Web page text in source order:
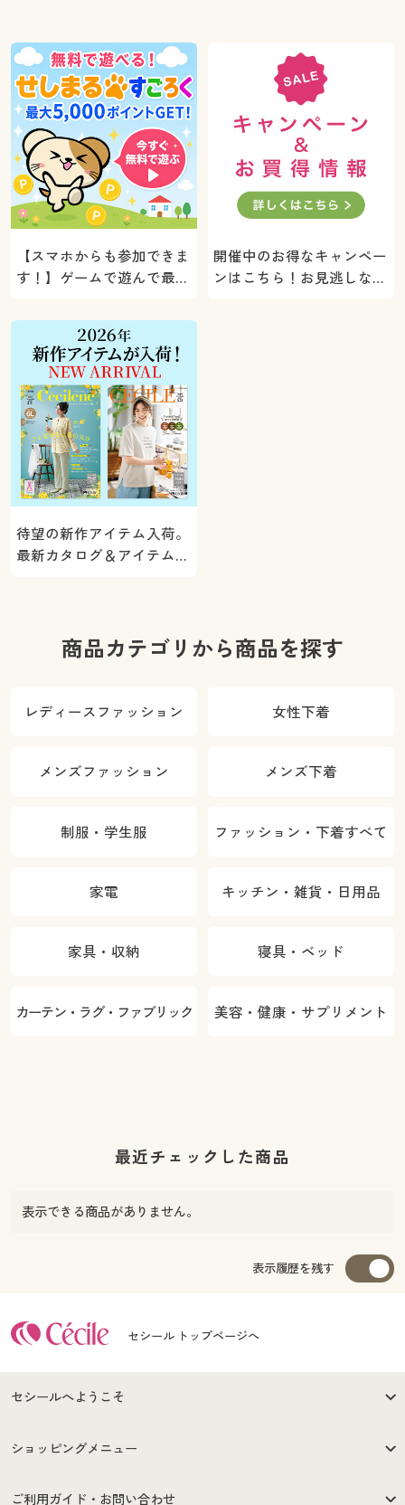
【スマホからも参加できま
す！】ゲームで遊んで最大
ト！
開催中のお得なキャンペー
ンはこちら！お見逃しな
待望の新作アイテム入荷。
最新カタログ＆アイテムを
商品カテゴリから商品を探す
レディースファッション 女性下着
メンズファッション メンズ下着
制服・学生服 ファッション・下着すべて
家電 キッチン・雑貨・日用品
家具・収納 寝具・ベッド
カーテン・ラグ・ファブリック 美容・健康・サプリメント
最近チェックした商品
表示できる商品がありません。
表示履歴を残す
セシール トップページへ
セシールへようこそ
はじめての方へ
セシールご利用規約
ショッピングメニュー
商品カテゴリ
ご利用ガイド・お問い合わせ